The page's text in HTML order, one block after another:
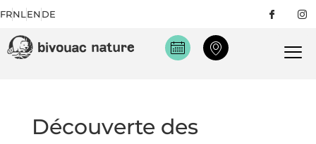
FRNLENDE
Découverte des